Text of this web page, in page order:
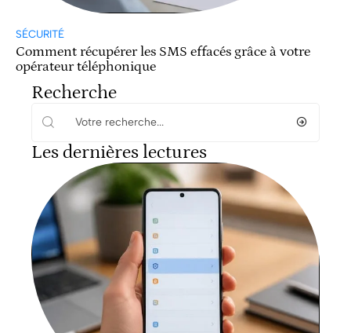
SÉCURITÉ
Comment récupérer les SMS effacés grâce à votre
opérateur téléphonique
Recherche
Les dernières lectures